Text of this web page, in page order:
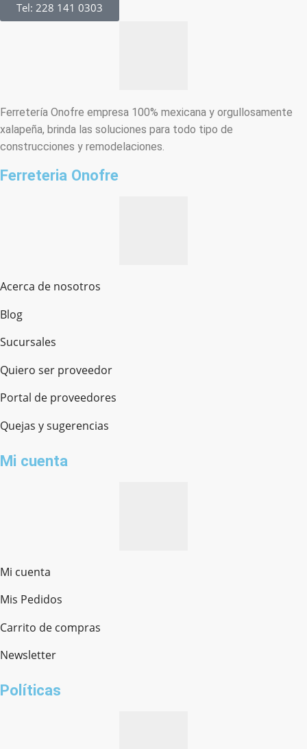
Tel: 228 141 0303
Ferretería Onofre empresa 100% mexicana y orgullosamente
xalapeña, brinda las soluciones para todo tipo de
construcciones y remodelaciones.
Ferreteria Onofre
Acerca de nosotros
Blog
Sucursales
Quiero ser proveedor
Portal de proveedores
Quejas y sugerencias
Mi cuenta
Mi cuenta
Mis Pedidos
Carrito de compras
Newsletter
Políticas